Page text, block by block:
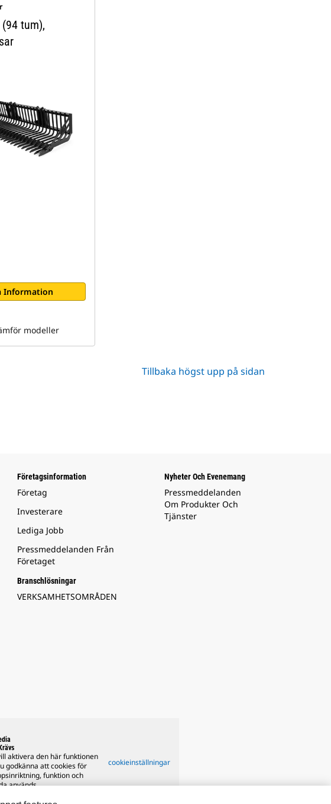
tum),
Information
modeller
Tillbaka högst upp på sidan
Företagsinformation
Företag
Investerare
Lediga Jobb
Pressmeddelanden Från
Företaget
Branschlösningar
VERKSAMHETSOMRÅDEN
Nyheter Och Evenemang
Pressmeddelanden
Om Produkter Och
Tjänster
aktivera den här funktionen
godkänna att cookies för
funktion och
används.
cookieinställningar